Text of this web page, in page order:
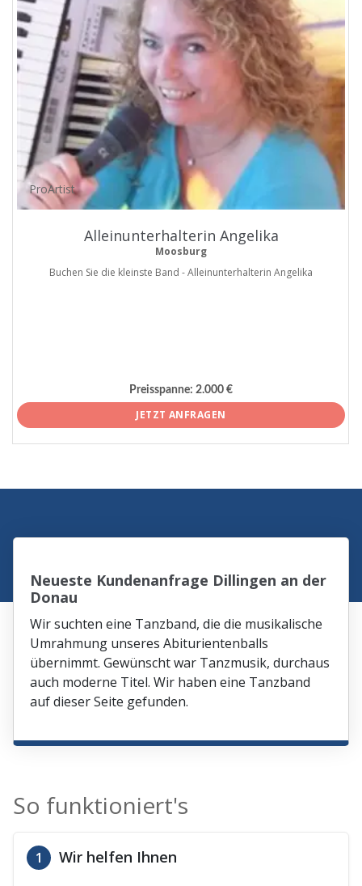
ProArtist
Alleinunterhalterin Angelika
Moosburg
Buchen Sie die kleinste Band - Alleinunterhalterin Angelika
Preisspanne: 2.000 €
JETZT ANFRAGEN
Neueste Kundenanfrage Dillingen an der
Donau
Wir suchten eine Tanzband, die die musikalische
Umrahmung unseres Abiturientenballs
übernimmt. Gewünscht war Tanzmusik, durchaus
auch moderne Titel. Wir haben eine Tanzband
auf dieser Seite gefunden.
So funktioniert's
1 Wir helfen Ihnen